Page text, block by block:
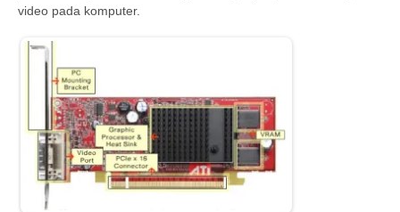
video pada komputer.